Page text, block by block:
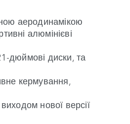
аеродинамікою
алюмінієві
дюймові диски, та
кермування,
нової версії